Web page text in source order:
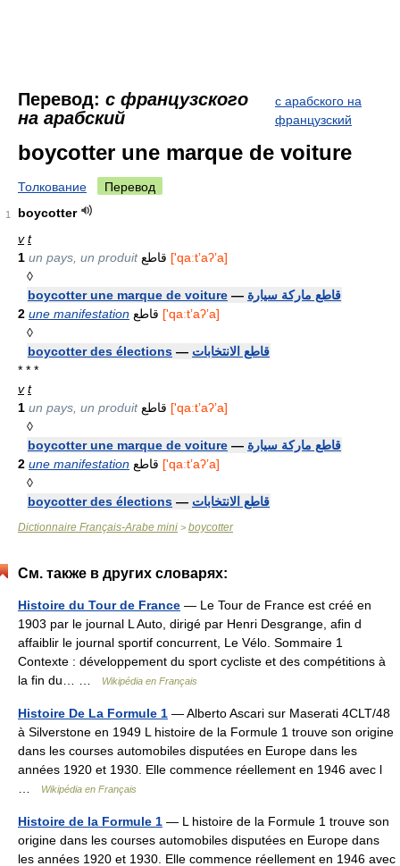
Перевод: с французского
на арабский
с арабского на
французский
boycotter une marque de voiture
Толкование Перевод
1
boycotter
v t
1 un pays, un produit
['qaːtʼaʔʼa]
◊
boycotter une marque de voiture — قاطع ماركة سيارة
2 une manifestation
['qaːtʼaʔʼa]
◊
boycotter des élections — قاطع الانتخابات
* * *
v t
1 un pays, un produit
['qaːtʼaʔʼa]
◊
boycotter une marque de voiture — قاطع ماركة سيارة
2 une manifestation
['qaːtʼaʔʼa]
◊
boycotter des élections — قاطع الانتخابات
Dictionnaire Français-Arabe mini > boycotter
См. также в других словарях:
Histoire du Tour de France — Le Tour de France est créé en
1903 par le journal L Auto, dirigé par Henri Desgrange, afin d
affaiblir le journal sportif concurrent, Le Vélo. Sommaire 1
Contexte : développement du sport cycliste et des compétitions à
la fin du… …
Wikipédia en Français
Histoire De La Formule 1 — Alberto Ascari sur Maserati 4CLT/48
à Silverstone en 1949 L histoire de la Formule 1 trouve son origine
dans les courses automobiles disputées en Europe dans les
années 1920 et 1930. Elle commence réellement en 1946 avec l
Wikipédia en Français
Histoire de la Formule 1 — L histoire de la Formule 1 trouve son
origine dans les courses automobiles disputées en Europe dans
les années 1920 et 1930. Elle commence réellement en 1946 avec